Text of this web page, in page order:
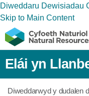
Diweddaru Dewisiadau
Skip to Main Content
Elái yn
Diweddarwyd y dudalen